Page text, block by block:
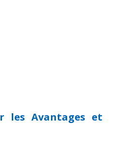
les Avantages et